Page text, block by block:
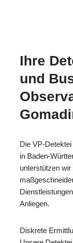
Ihre
und
Die VP-
in Baden-
unterstützen
Anliegen.
Diskrete